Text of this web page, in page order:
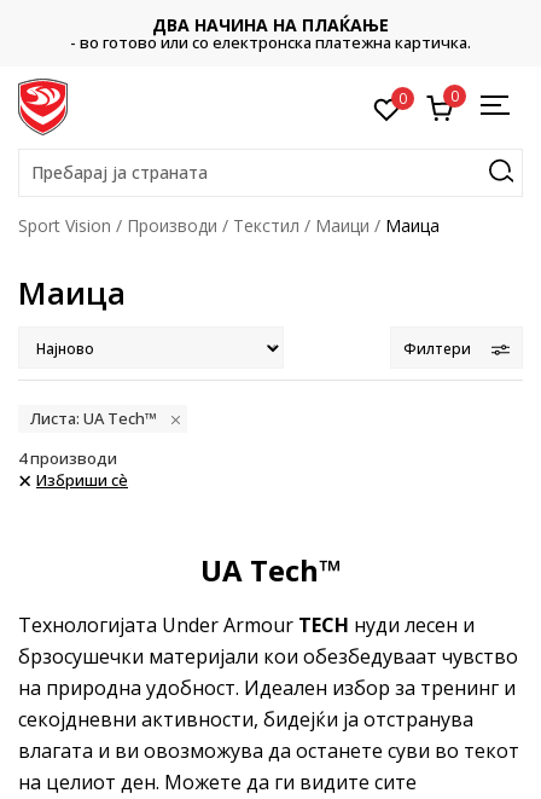
ДВА НАЧИНА НА ПЛАЌАЊЕ
- во готово или со електронска платежна картичка.
0 0
Пребарај ја страната
Sport Vision Производи Текстил Маици Маица
Маица
Филтери
Листа: UA Tech™
4производи
Избриши сè
UA Tech™
Технологијата Under Armour TECH нуди лесен и
брзосушечки материјали кои обезбедуваат чувство
на природна удобност. Идеален избор за тренинг и
секојдневни активности, бидејќи ја отстранува
влагата и ви овозможува да останете суви во текот
на целиот ден. Можете да ги видите сите